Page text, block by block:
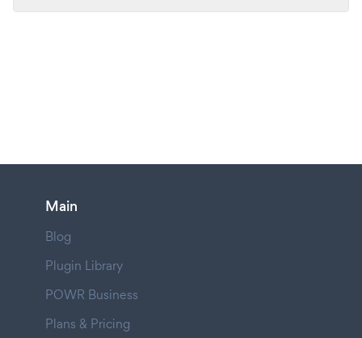
Main
Blog
Plugin Library
POWR Business
Plans & Pricing